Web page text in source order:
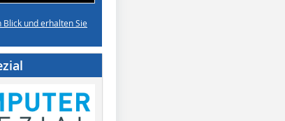
Blick und erhalten Sie